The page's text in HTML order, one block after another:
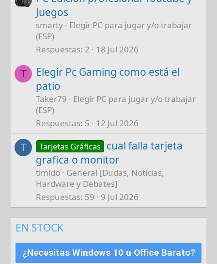
Juegos
smarty
Elegir PC para jugar y/o trabajar
(ESP)
Respuestas 2 18 Jul 2026
T
Elegir Pc Gaming como está el
patio
Taker79
Elegir PC para jugar y/o trabajar
(ESP)
Respuestas 5 12 Jul 2026
T Tarjetas Gráficas cual falla tarjeta
grafica o monitor
timido
General [Dudas, Noticias,
Hardware y Debates]
Respuestas 59 9 Jul 2026
EN STOCK
¿Necesitas Windows 10 u Office Barato?